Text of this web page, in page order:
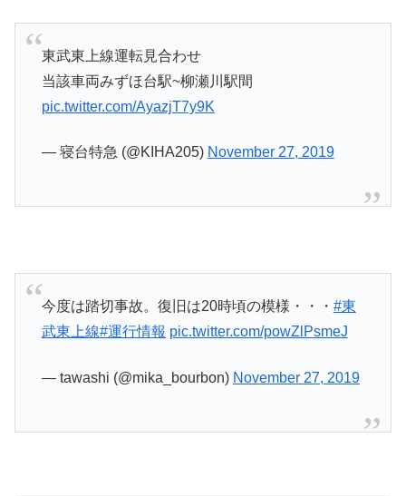
東武東上線運転見合わせ
当該車両みずほ台駅~柳瀬川駅間
pic.twitter.com/AyazjT7y9K
— 寝台特急 (@KIHA205) November 27, 2019
今度は踏切事故。復旧は20時頃の模様・・・ #東
武東上線#運行情報 pic.twitter.com/powZlPsmeJ
— tawashi (@mika_bourbon) November 27, 2019